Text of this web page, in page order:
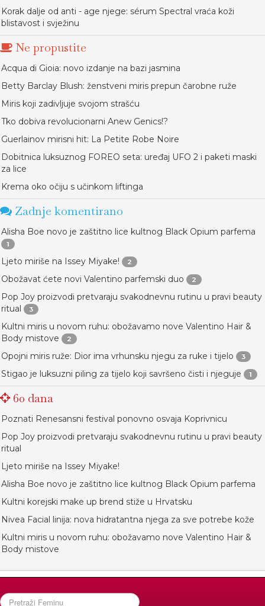
Korak dalje od anti - age njege: sérum Spectral vraća koži
blistavost i svježinu
Ne propustite
Acqua di Gioia: novo izdanje na bazi jasmina
Betty Barclay Blush: ženstveni miris prepun čarobne ruže
Miris koji zadivljuje svojom strašću
Tko dobiva revolucionarni Anew Genics!?
Guerlainov mirisni hit: La Petite Robe Noire
Dobitnica luksuznog FOREO seta: uređaj UFO 2 i paketi maski
za lice
Krema oko očiju s učinkom liftinga
Zadnje komentirano
Alisha Boe novo je zaštitno lice kultnog Black Opium parfema
1
Ljeto miriše na Issey Miyake! 2
Obožavat ćete novi Valentino parfemski duo 2
Pop Joy proizvodi pretvaraju svakodnevnu rutinu u pravi beauty
ritual
3
Kultni miris u novom ruhu: obožavamo nove Valentino Hair &
Body mistove
2
Opojni miris ruže: Dior ima vrhunsku njegu za ruke i tijelo 3
Stigao je luksuzni piling za tijelo koji savršeno čisti i njeguje 1
60 dana
Poznati Renesansni festival ponovno osvaja Koprivnicu
Pop Joy proizvodi pretvaraju svakodnevnu rutinu u pravi beauty
ritual
Ljeto miriše na Issey Miyake!
Alisha Boe novo je zaštitno lice kultnog Black Opium parfema
Kultni korejski make up brend stiže u Hrvatsku
Nivea Facial linija: nova hidratantna njega za sve potrebe kože
Kultni miris u novom ruhu: obožavamo nove Valentino Hair &
Body mistove